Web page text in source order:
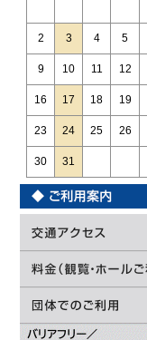
2 3 4 5
9 10 11 12
16 17 18 19
23 24 25 26
30 31